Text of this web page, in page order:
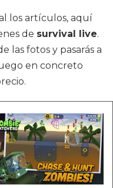
los artículos, aquí
de survival live.
las fotos y pasarás a
en concreto